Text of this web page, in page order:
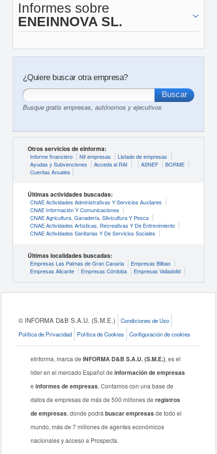
Informes sobre
ENEINNOVA SL.
¿Quiere buscar otra empresa?
Busque gratis empresas, autónomos y ejecutivos
Otros servicios de eInforma:
Informe financiero Nif empresas
Listado de empresas
Ayudas y Subvenciones
Acceda al RAI ASNEF
BORME
Cuentas Anuales
Últimas actividades buscadas:
CNAE Actividades Administrativas Y Servicios Auxliares
CNAE Información Y Comunicaciones
CNAE Agricultura, Ganadería, Silvicultura Y Pesca
CNAE Actividades Artísticas, Recreativas Y De Entrenimiento
CNAE Actividades Sanitarias Y De Servicios Sociales
Últimas localidades buscadas:
Empresas Las Palmas de Gran Canaria
Empresas Bilbao
Empresas Alicante
Empresas Córdoba Empresas Valladolid
© INFORMA D&B S.A.U. (S.M.E.)
Condiciones de Uso
Política de Privacidad
Política de Cookies Configuración de cookies
eInforma, marca deINFORMA D&B S.A.U. (S.M.E.), es el
líder en el mercado Español deinformación de empresas
einformes de empresas. Contamos con una base de
datos de empresas de más de 500 millones deregistros
de empresas, donde podrábuscar empresas de todo el
mundo, más de 7 millones de agentes económicos
nacionales y acceso a Prospecta.